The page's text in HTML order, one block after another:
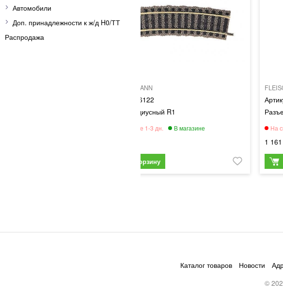
Автомобили
Доп. принадлежности к ж/д H0/ТТ
Распродажа
FLEISCHMANN
6122
Рельс радиусный R1
1 161
Каталог товаров Новости
©